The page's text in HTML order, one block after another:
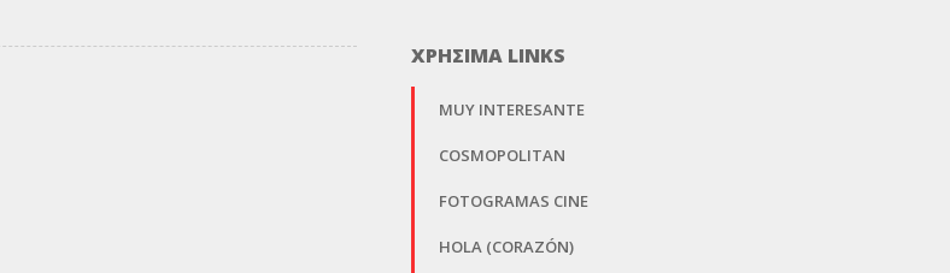
ΧΡΗΣΙΜΑ LINKS
MUY INTERESANTE
COSMOPOLITAN
FOTOGRAMAS CINE
HOLA (CORAZÓN)